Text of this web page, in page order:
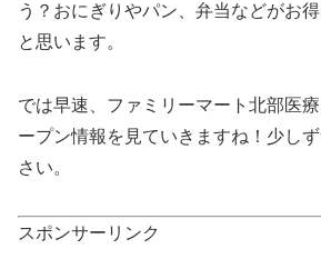
う？おにぎりやパン、弁当などがお
と思います。
では早速、ファミリーマート北部医
ープン情報を見ていきますね！少し
さい。
スポンサーリンク